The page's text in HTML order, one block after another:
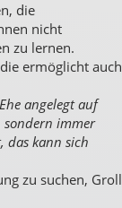
die
nicht
zu lernen.
ermöglicht auch
angelegt auf
sondern immer
das kann sich
zu suchen, Groll